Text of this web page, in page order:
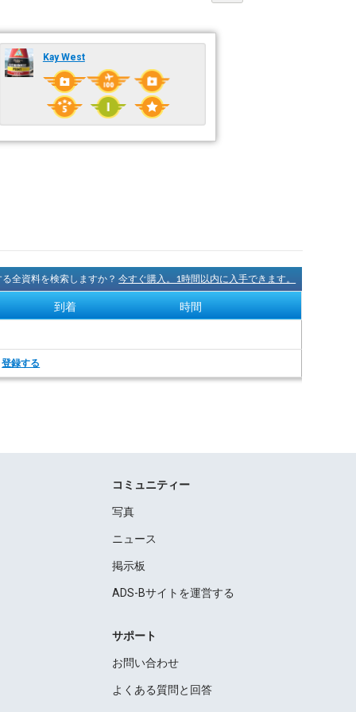
Kay West
全資料を検索しますか？今すぐ購入。1時間以内に入手できます。
到着 時間
登録する
コミュニティー
写真
ニュース
掲示板
ADS-Bサイトを運営する
サポート
お問い合わせ
よくある質問と回答